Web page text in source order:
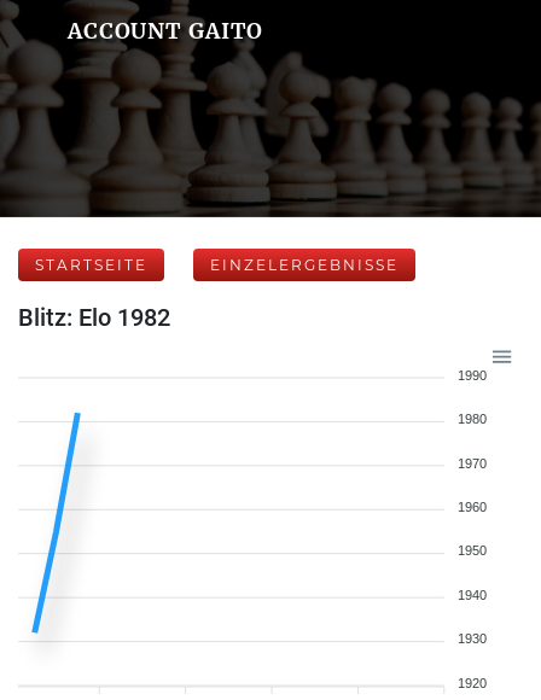
ACCOUNT GAITO
STARTSEITE EINZELERGEBNISSE
Blitz: Elo 1982
1990
1980
1970
1960
1950
1940
1930
1920